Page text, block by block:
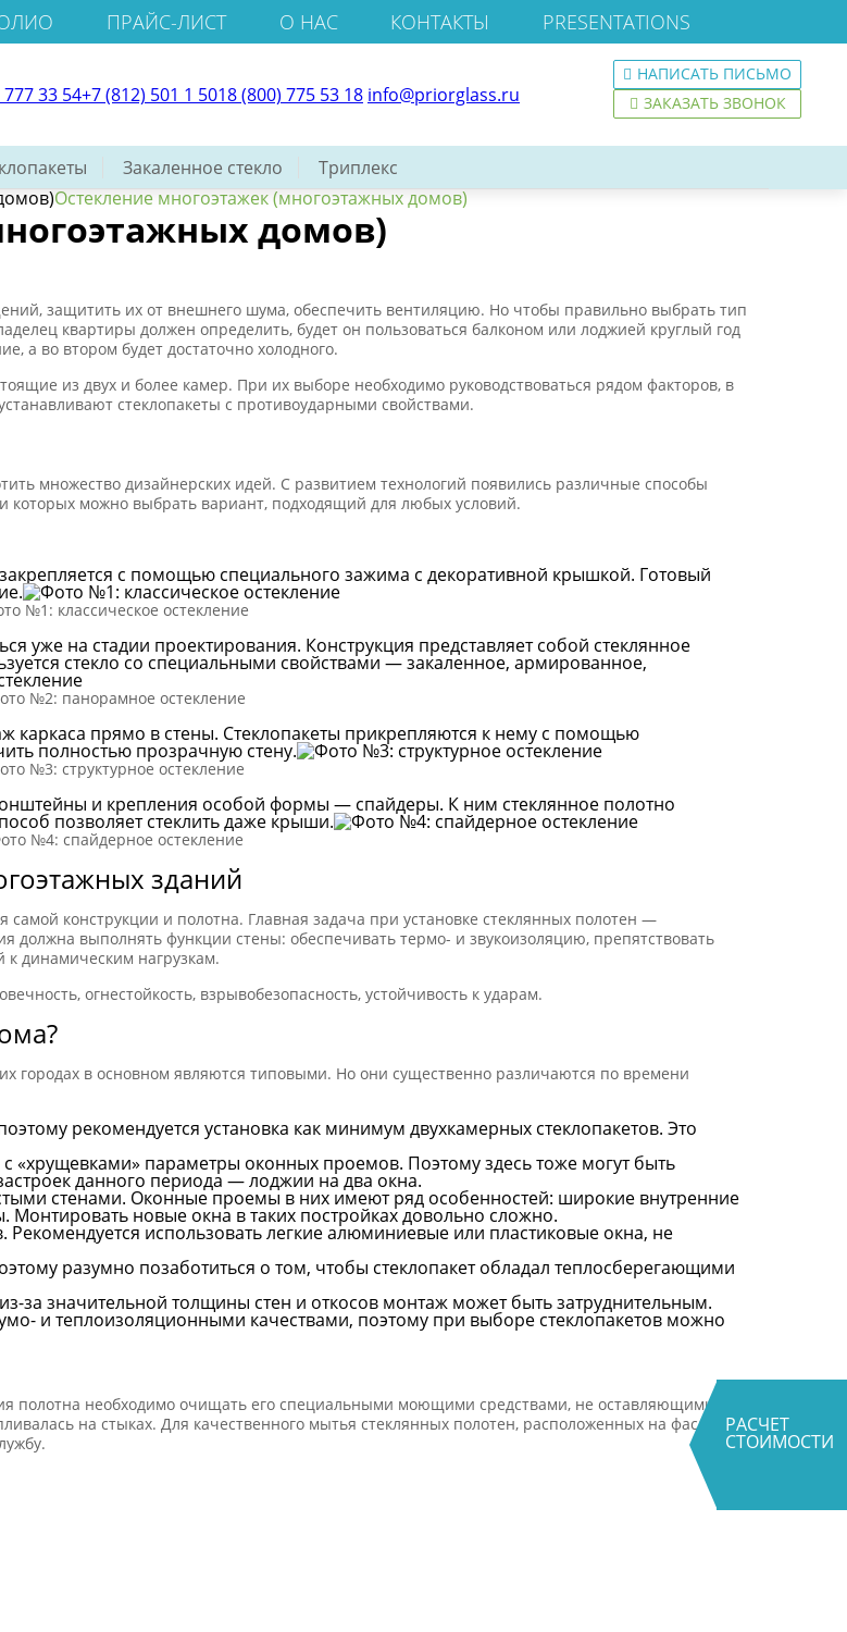
ПРАЙС-ЛИСТ О НАС КОНТАКТЫ PRESENTATIONS
33 54+7 (812) 501 1 5018 (800) 775 53 18 info@priorglass.ru
НАПИСАТЬ ПИСЬМО
ЗАКАЗАТЬ ЗВОНОК
Закаленное стекло Триплекс
РАСЧЕТ
СТОИМОСТИ
Остекление многоэтажек (многоэтажных домов)
домов)
защитить их от внешнего шума, обеспечить вентиляцию. Но чтобы правильно выбрать тип
квартиры должен определить, будет он пользоваться балконом или лоджией круглый год
а во втором будет достаточно холодного.
из двух и более камер. При их выборе необходимо руководствоваться рядом факторов, в
стеклопакеты с противоударными свойствами.
множество дизайнерских идей. С развитием технологий появились различные способы
которых можно выбрать вариант, подходящий для любых условий.
с помощью специального зажима с декоративной крышкой. Готовый
№1: классическое остекление
уже на стадии проектирования. Конструкция представляет собой стеклянное
стекло со специальными свойствами — закаленное, армированное,
№2: панорамное остекление
каркаса прямо в стены. Стеклопакеты прикрепляются к нему с помощью
полностью прозрачную стену.
№3: структурное остекление
и крепления особой формы — спайдеры. К ним стеклянное полотно
позволяет стеклить даже крыши.
№4: спайдерное остекление
зданий
конструкции и полотна. Главная задача при установке стеклянных полотен —
должна выполнять функции стены: обеспечивать термо- и звукоизоляцию, препятствовать
динамическим нагрузкам.
огнестойкость, взрывобезопасность, устойчивость к ударам.
городах в основном являются типовыми. Но они существенно различаются по времени
рекомендуется установка как минимум двухкамерных стеклопакетов. Это
«хрущевками» параметры оконных проемов. Поэтому здесь тоже могут быть
данного периода — лоджии на два окна.
стенами. Оконные проемы в них имеют ряд особенностей: широкие внутренние
новые окна в таких постройках довольно сложно.
использовать легкие алюминиевые или пластиковые окна, не
разумно позаботиться о том, чтобы стеклопакет обладал теплосберегающими
за значительной толщины стен и откосов монтаж может быть затруднительным.
и теплоизоляционными качествами, поэтому при выборе стеклопакетов можно
полотна необходимо очищать его специальными моющими средствами, не оставляющими
на стыках. Для качественного мытья стеклянных полотен, расположенных на фасадах